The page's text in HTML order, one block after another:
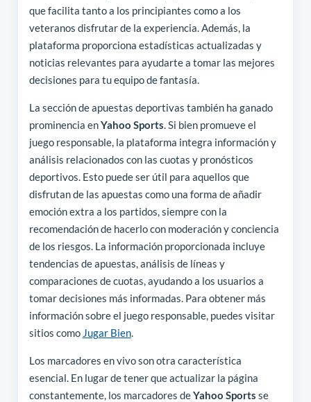
que facilita tanto a los principiantes como a los
veteranos disfrutar de la experiencia. Además, la
plataforma proporciona estadísticas actualizadas y
noticias relevantes para ayudarte a tomar las mejores
decisiones para tu equipo de fantasía.
La sección de apuestas deportivas también ha ganado
prominencia enYahoo Sports. Si bien promueve el
juego responsable, la plataforma integra información y
análisis relacionados con las cuotas y pronósticos
deportivos. Esto puede ser útil para aquellos que
disfrutan de las apuestas como una forma de añadir
emoción extra a los partidos, siempre con la
recomendación de hacerlo con moderación y conciencia
de los riesgos. La información proporcionada incluye
tendencias de apuestas, análisis de líneas y
comparaciones de cuotas, ayudando a los usuarios a
tomar decisiones más informadas. Para obtener más
información sobre el juego responsable, puedes visitar
sitios como Jugar Bien.
Los marcadores en vivo son otra característica
esencial. En lugar de tener que actualizar la página
constantemente, los marcadores deYahoo Sports se